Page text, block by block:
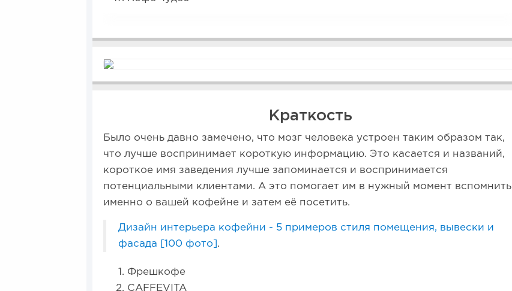
Краткость
Было очень давно замечено, что мозг человека устроен таким образом так,
что лучше воспринимает короткую информацию. Это касается и названий,
короткое имя заведения лучше запоминается и воспринимается
потенциальными клиентами. А это помогает им в нужный момент вспомнить
именно о вашей кофейне и затем её посетить.
Дизайн интерьера кофейни - 5 примеров стиля помещения, вывески и
фасада [100 фото] .
Фрешкофе
CAFFEVITA